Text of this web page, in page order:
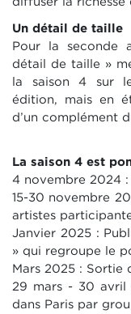
Un détail de taille
Pour la seconde
détail de taille »
la saison 4 sur
édition, mais en
d’un complément
La saison 4 est
4 novembre 2024
15-30 novembre
artistes
Janvier 2025 :
» qui regroupe le
Mars 2025 : Sortie
29 mars - 30 avril
dans Paris par